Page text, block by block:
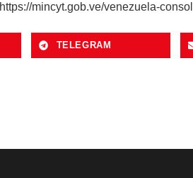
https://mincyt.gob.ve/venezuela-
TELEGRAM